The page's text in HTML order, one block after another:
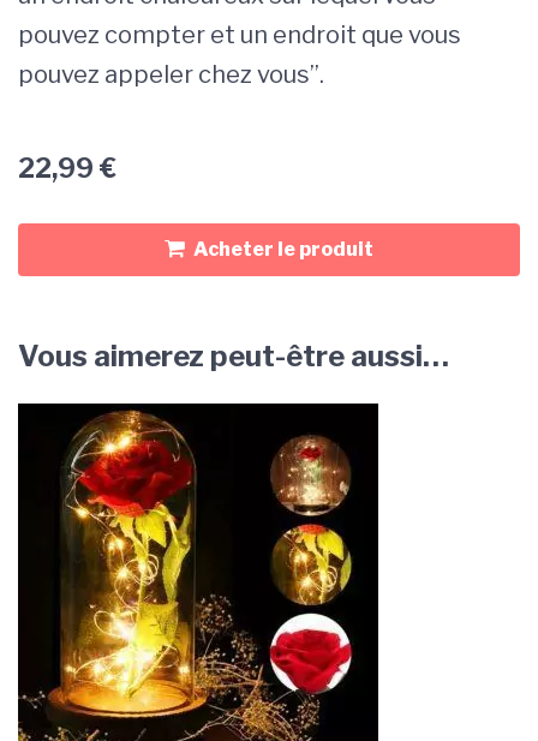
pouvez compter et un endroit que vous
pouvez appeler chez vous”.
22,99 €
Acheter le produit
Vous aimerez peut-être aussi…